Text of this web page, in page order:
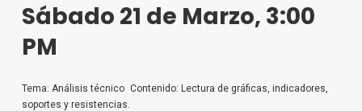
Sábado 21 de Marzo, 3:00
PM
Tema: Análisis técnico Contenido: Lectura de gráficas, indicadores,
soportes y resistencias.